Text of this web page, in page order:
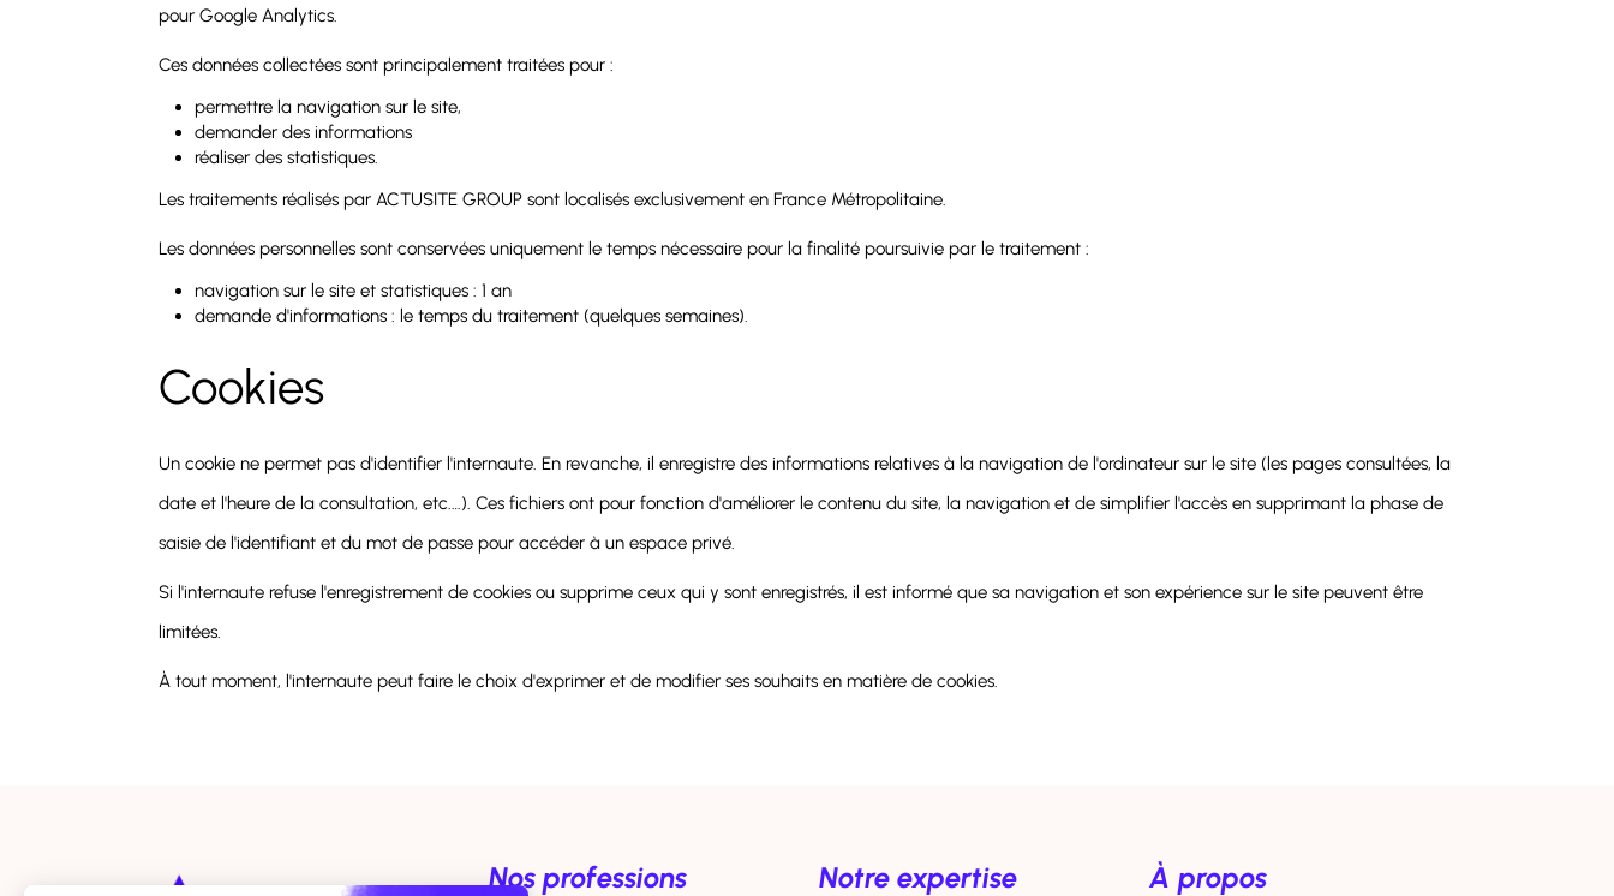
pour Google Analytics.
Ces données collectées sont principalement traitées pour :
permettre la navigation sur le site,
demander des informations
réaliser des statistiques.
Les traitements réalisés par ACTUSITE GROUP sont localisés exclusivement en France Métropolitaine.
Les données personnelles sont conservées uniquement le temps nécessaire pour la finalité poursuivie par le traitement :
navigation sur le site et statistiques : 1 an
demande d'informations : le temps du traitement (quelques semaines).
Cookies
Un cookie ne permet pas d'identifier l'internaute. En revanche, il enregistre des informations relatives à la navigation de l'ordinateur sur le site (les pages consultées, la
date et l'heure de la consultation, etc.…). Ces fichiers ont pour fonction d'améliorer le contenu du site, la navigation et de simplifier l'accès en supprimant la phase de
saisie de l'identifiant et du mot de passe pour accéder à un espace privé.
Si l'internaute refuse l'enregistrement de cookies ou supprime ceux qui y sont enregistrés, il est informé que sa navigation et son expérience sur le site peuvent être
limitées.
À tout moment, l'internaute peut faire le choix d'exprimer et de modifier ses souhaits en matière de cookies.
Nos professions Notre expertise À propos